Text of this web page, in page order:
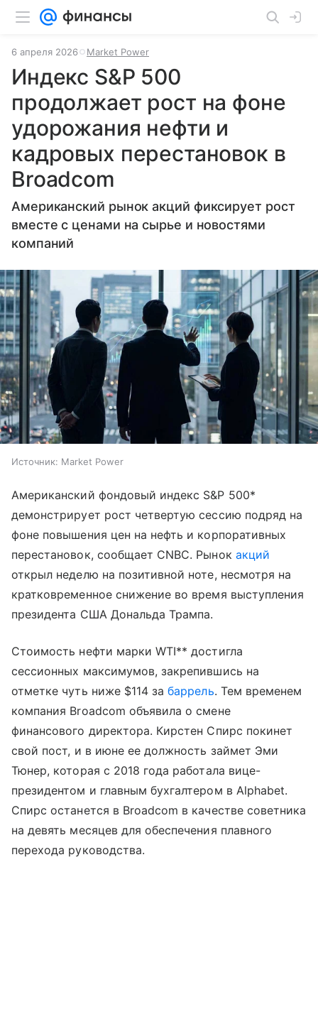
6 апреля 2026 Market Power
Индекс S&P 500
продолжает рост на фоне
удорожания нефти и
кадровых перестановок в
Broadcom
Американский рынок акций фиксирует рост
вместе с ценами на сырье и новостями
компаний
Источник: Market Power
Американский фондовый индекс S&P 500*
демонстрирует рост четвертую сессию подряд на
фоне повышения цен на нефть и корпоративных
перестановок, сообщает CNBC. Рынок акций
открыл неделю на позитивной ноте, несмотря на
кратковременное снижение во время выступления
президента США Дональда Трампа.
Стоимость нефти марки WTI** достигла
сессионных максимумов, закрепившись на
отметке чуть ниже $114 забаррель. Тем временем
компания Broadcom объявила о смене
финансового директора. Кирстен Спирс покинет
свой пост, и в июне ее должность займет Эми
Тюнер, которая с 2018 года работала вице-
президентом и главным бухгалтером в Alphabet.
Спирс останется в Broadcom в качестве советника
на девять месяцев для обеспечения плавного
перехода руководства.